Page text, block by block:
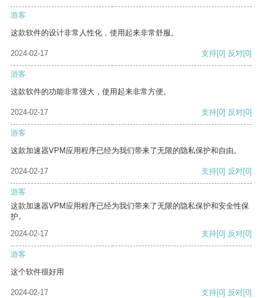
游客
这款软件的设计非常人性化，使用起来非常舒服。
2024-02-17 支持[0] 反对[0]
游客
这款软件的功能非常强大，使用起来非常方便。
2024-02-17 支持[0] 反对[0]
游客
这款加速器VPM应用程序已经为我们带来了无限的隐私保护和自由。
2024-02-17 支持[0] 反对[0]
游客
这款加速器VPM应用程序已经为我们带来了无限的隐私保护和安全性保
护。
2024-02-17
支持[0] 反对[0]
游客
这个软件很好用
2024-02-17 支持[0] 反对[0]